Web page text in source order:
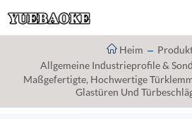
Heim
Allgemeine Industrieprofile &
Maßgefertigte, Hochwertige
Glastüren Und